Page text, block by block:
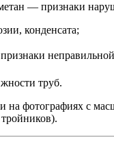
— признаки
конденсата;
труб.
на фотографиях с